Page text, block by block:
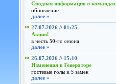
Сводная информация о командах
обновление
далее »
27.07.2026 // 01:25
Акция!
в честь 50-го сезона
далее »
26.07.2026 // 15:10
Изменения в Генераторе
гостевые голы и 5 замен
далее »